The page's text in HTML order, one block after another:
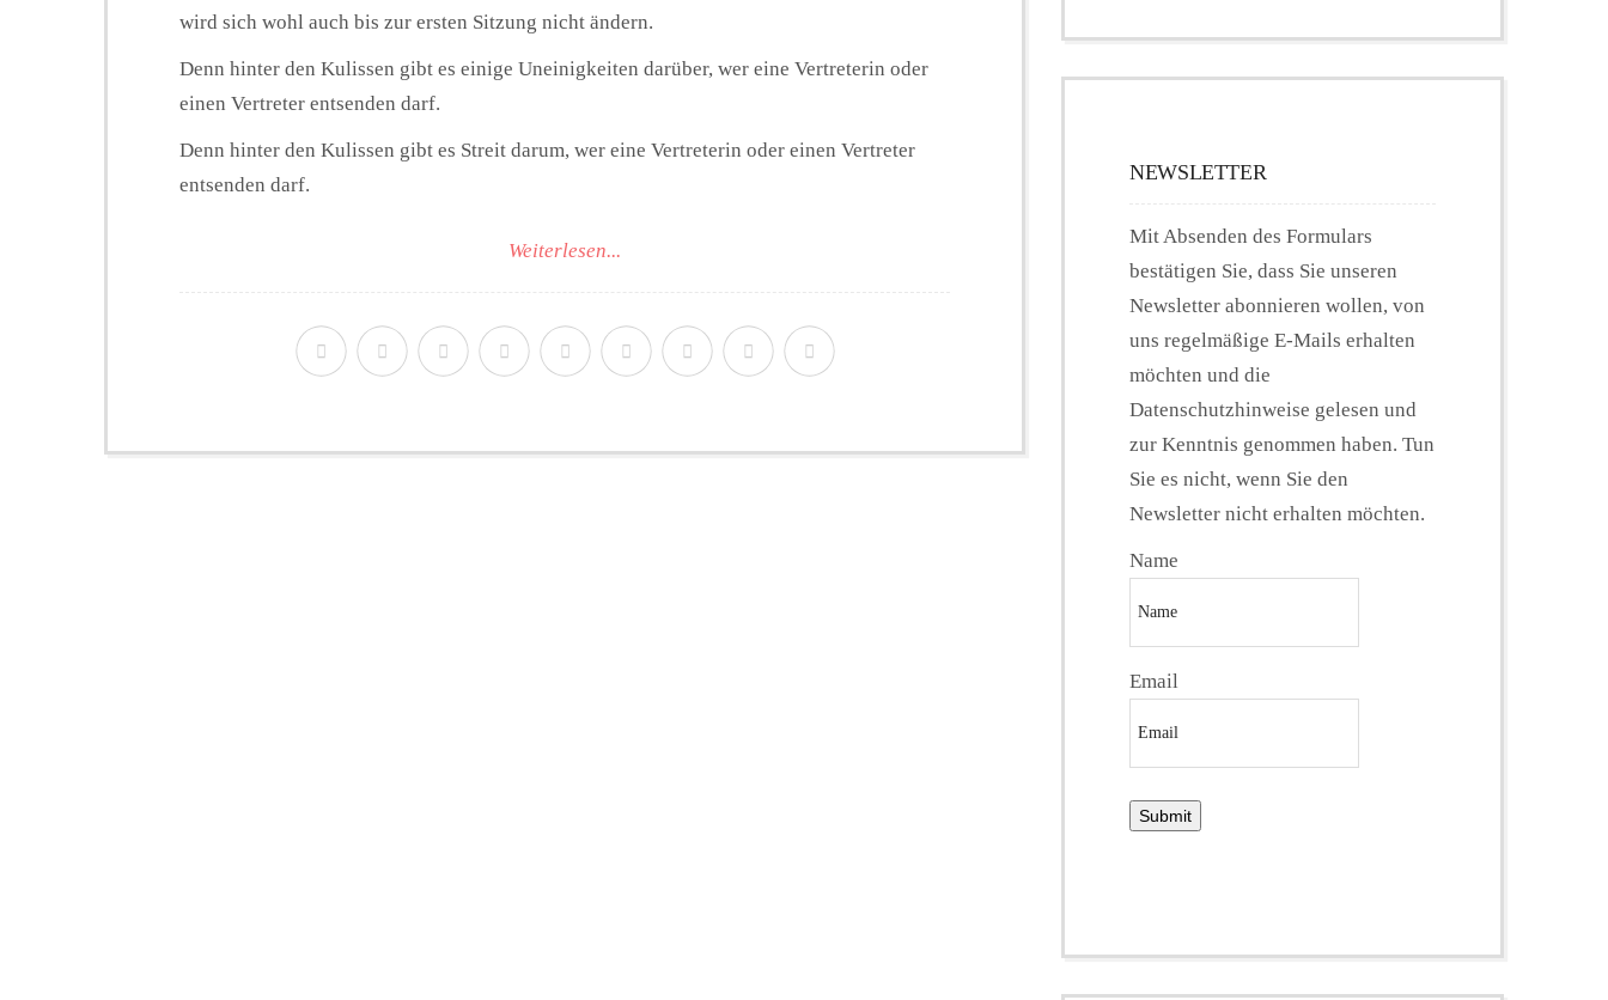
wird sich wohl auch bis zur ersten Sitzung nicht ändern.
Denn hinter den Kulissen gibt es einige Uneinigkeiten darüber, wer eine Vertreterin oder
einen Vertreter entsenden darf.
Denn hinter den Kulissen gibt es Streit darum, wer eine Vertreterin oder einen Vertreter
entsenden darf.
Weiterlesen...
NEWSLETTER
Mit Absenden des Formulars
bestätigen Sie, dass Sie unseren
Newsletter abonnieren wollen, von
uns regelmäßige E-Mails erhalten
möchten und die
Datenschutzhinweise gelesen und
zur Kenntnis genommen haben. Tun
Sie es nicht, wenn Sie den
Newsletter nicht erhalten möchten.
Name
Email